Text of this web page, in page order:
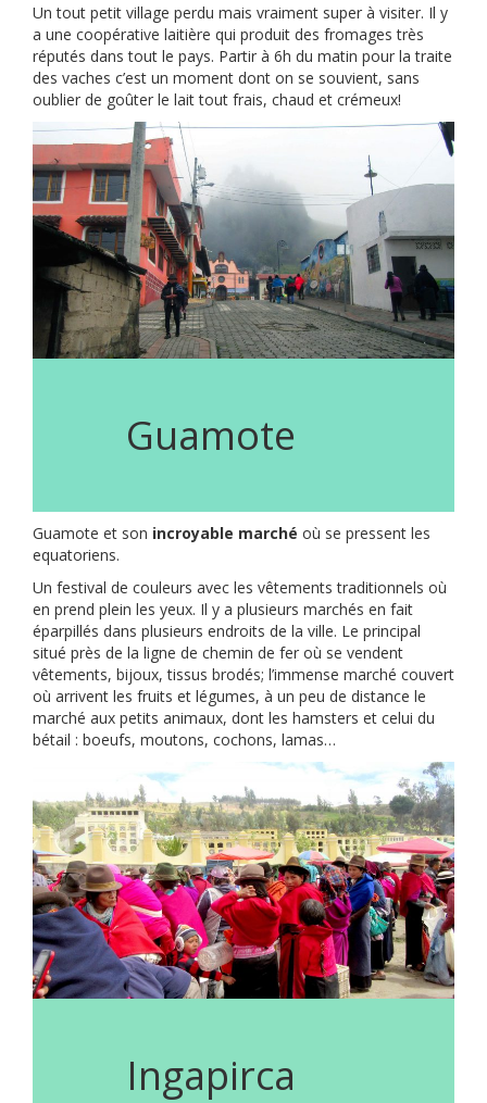
Un tout petit village perdu mais vraiment super à visiter. Il y
a une coopérative laitière qui produit des fromages très
réputés dans tout le pays. Partir à 6h du matin pour la traite
des vaches c’est un moment dont on se souvient, sans
oublier de goûter le lait tout frais, chaud et crémeux!
Guamote
Guamote et son incroyable marché où se pressent les
equatoriens.
Un festival de couleurs avec les vêtements traditionnels où
en prend plein les yeux. Il y a plusieurs marchés en fait
éparpillés dans plusieurs endroits de la ville. Le principal
situé près de la ligne de chemin de fer où se vendent
vêtements, bijoux, tissus brodés; l’immense marché couvert
où arrivent les fruits et légumes, à un peu de distance le
marché aux petits animaux, dont les hamsters et celui du
bétail : boeufs, moutons, cochons, lamas…
Ingapirca